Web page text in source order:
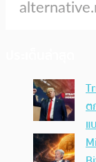
ต
แ